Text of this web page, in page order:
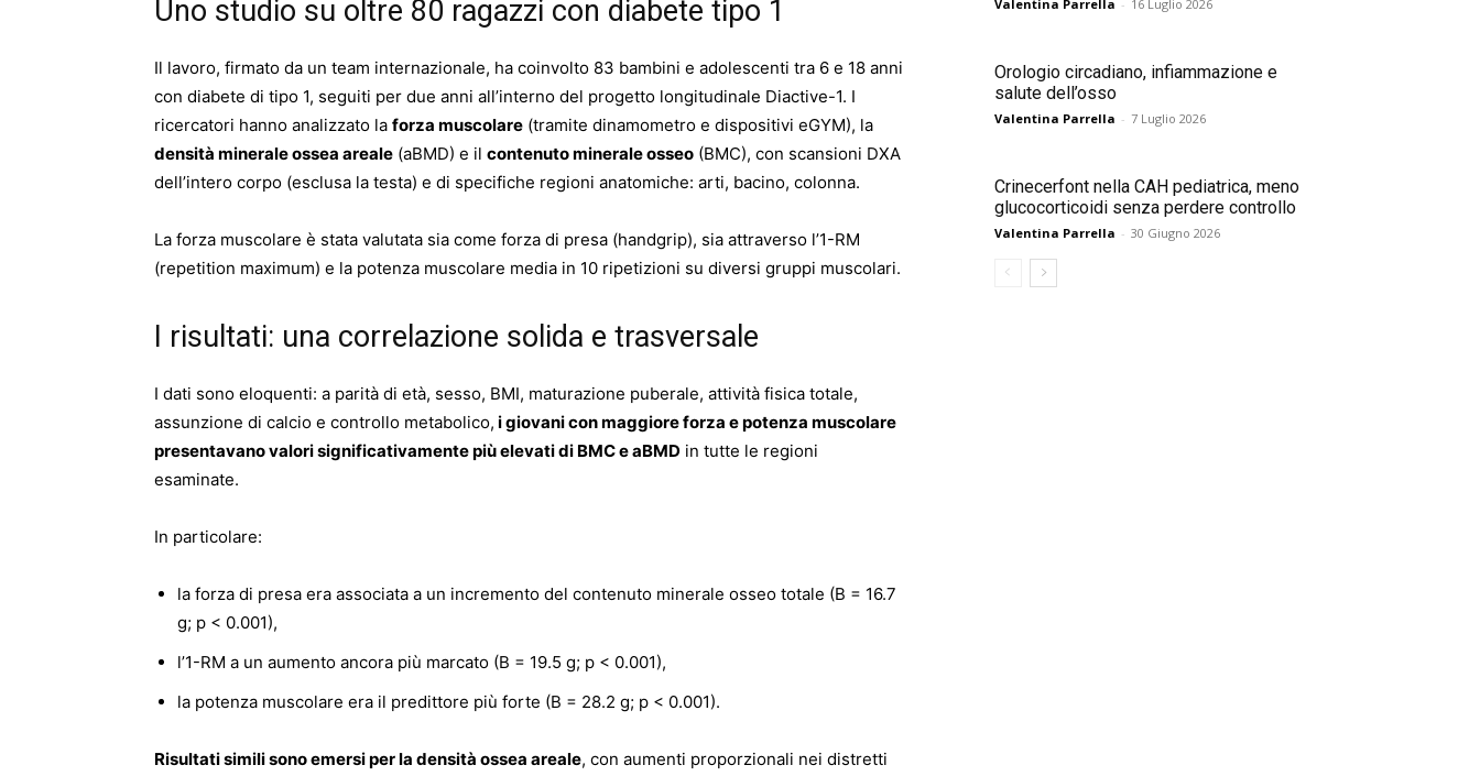
Uno studio su oltre 80 ragazzi con diabete tipo 1
Il lavoro, firmato da un team internazionale, ha coinvolto 83 bambini e adolescenti tra 6 e 18 anni
con diabete di tipo 1, seguiti per due anni all’interno del progetto longitudinale Diactive-1. I
ricercatori hanno analizzato la forza muscolare (tramite dinamometro e dispositivi eGYM), la
densità minerale ossea areale (aBMD) e il contenuto minerale osseo (BMC), con scansioni DXA
dell’intero corpo (esclusa la testa) e di specifiche regioni anatomiche: arti, bacino, colonna.
La forza muscolare è stata valutata sia come forza di presa (handgrip), sia attraverso l’1-RM
(repetition maximum) e la potenza muscolare media in 10 ripetizioni su diversi gruppi muscolari.
I risultati: una correlazione solida e trasversale
I dati sono eloquenti: a parità di età, sesso, BMI, maturazione puberale, attività fisica totale,
assunzione di calcio e controllo metabolico, i giovani con maggiore forza e potenza muscolare
presentavano valori significativamente più elevati di BMC e aBMD in tutte le regioni
esaminate.
In particolare:
la forza di presa era associata a un incremento del contenuto minerale osseo totale (B = 16.7
g; p < 0.001),
l’1-RM a un aumento ancora più marcato (B = 19.5 g; p < 0.001),
la potenza muscolare era il predittore più forte (B = 28.2 g; p < 0.001).
Risultati simili sono emersi per la densità ossea areale, con aumenti proporzionali nei distretti
Valentina Parrella - 16 Luglio 2026
Orologio circadiano, infiammazione e
salute dell’osso
Valentina Parrella - 7 Luglio 2026
Crinecerfont nella CAH pediatrica, meno
glucocorticoidi senza perdere controllo
Valentina Parrella - 30 Giugno 2026